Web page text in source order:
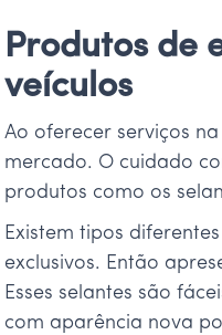
Produtos de
veículos
Ao oferecer serviços
mercado. O cuidado
produtos como os
Existem tipos
exclusivos. Então
Esses selantes são
com aparência nova